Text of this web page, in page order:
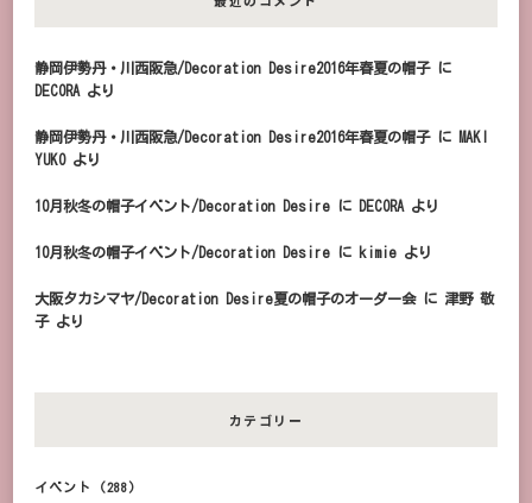
静岡伊勢丹・川西阪急/Decoration Desire2016年春夏の帽子に
DECORA より
静岡伊勢丹・川西阪急/Decoration Desire2016年春夏の帽子に
MAKI
YUKOより
10月秋冬の帽子イベント/Decoration Desire に DECORA より
10月秋冬の帽子イベント/Decoration Desire に kimie より
大阪タカシマヤ/Decoration Desire夏の帽子のオーダー会に 津野 敬
子より
カテゴリー
イベント (288)